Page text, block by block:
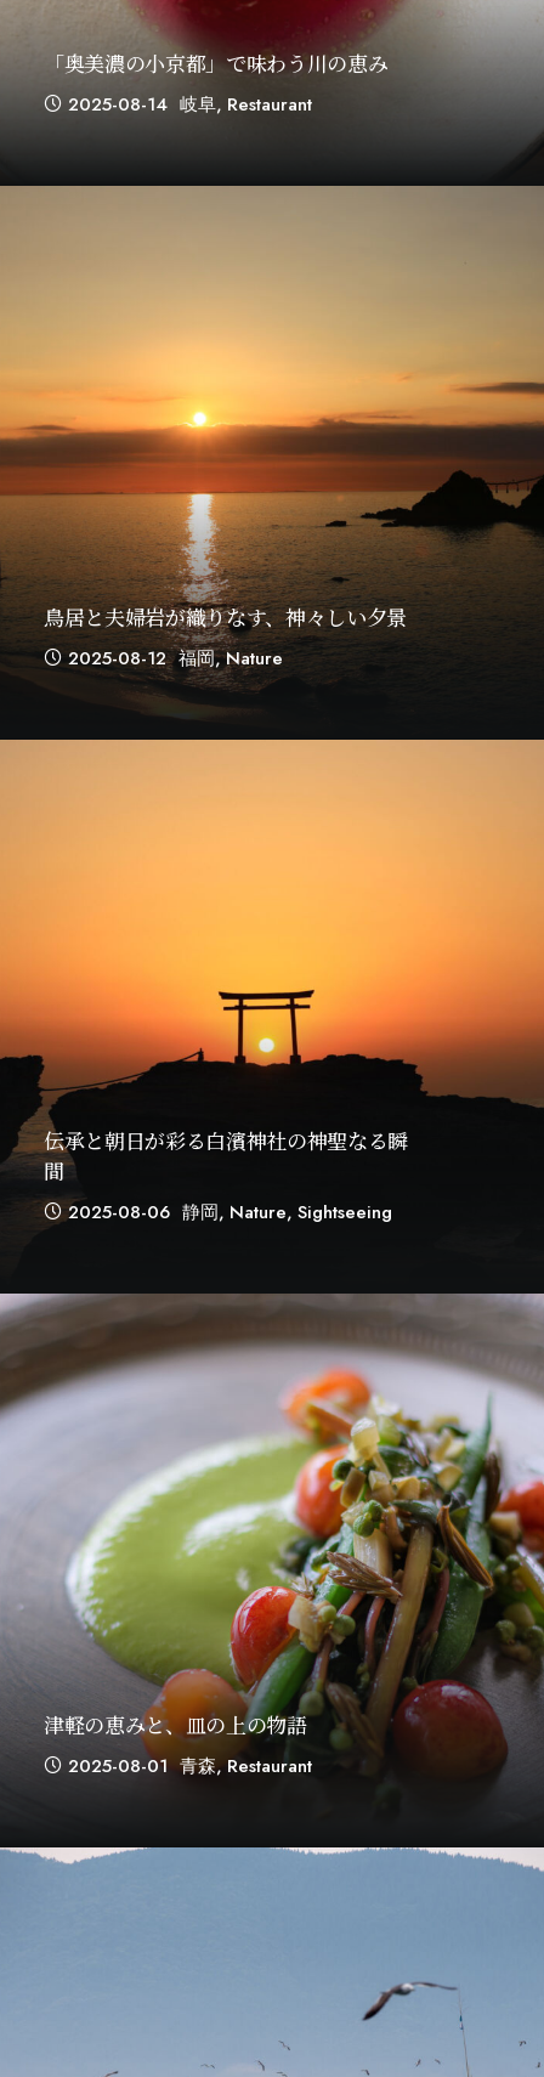
「奥美濃の小京都」で味わう川の恵み
2025-08-14 岐阜, Restaurant
鳥居と夫婦岩が織りなす、神々しい夕景
2025-08-12 福岡,Nature
伝承と朝日が彩る白濱神社の神聖なる瞬
間
2025-08-06 静岡, Nature, Sightseeing
津軽の恵みと、皿の上の物語
2025-08-01 青森,Restaurant